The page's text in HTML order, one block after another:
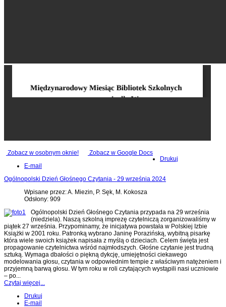
Zobacz w osobnym oknie!
Zobacz w Google Docs
Drukuj
E-mail
Ogólnopolski Dzień Głośnego Czytania - 29 września 2024
Wpisane przez: A. Miezin, P. Sęk, M. Kokosza
Odsłony: 909
Ogólnopolski Dzień Głośnego Czytania przypada na 29 września
(niedziela). Naszą szkolną imprezę czytelniczą zorganizowaliśmy w
piątek 27 września. Przypominamy, że inicjatywa powstała w Polskiej Izbie
Książki w 2001 roku. Patronką wybrano Janinę Porazińską, wybitną pisarkę
która wiele swoich książek napisała z myślą o dzieciach. Celem święta jest
propagowanie czytelnictwa wśród najmłodszych. Głośne czytanie jest trudną
sztuką. Wymaga dbałości o piękną dykcję, umiejętności ciekawego
modelowania głosu, czytania w odpowiednim tempie z właściwym natężeniem i
przyjemną barwą głosu. W tym roku w roli czytających wystąpili nasi uczniowie
– po...
Czytaj więcej...
Drukuj
E-mail